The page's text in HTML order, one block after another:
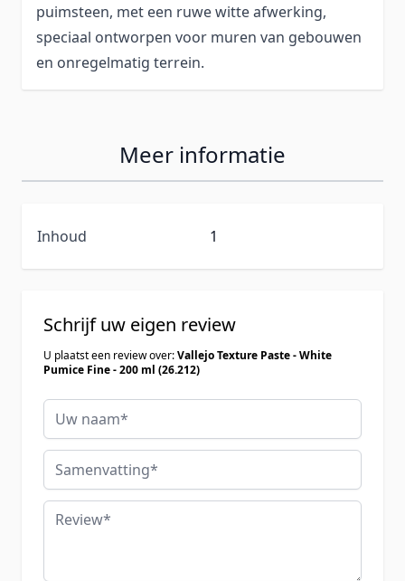
puimsteen, met een ruwe witte afwerking,
speciaal ontworpen voor muren van gebouwen
en onregelmatig terrein.
Meer informatie
Inhoud 1
Schrijf uw eigen review
U plaatst een review over:Vallejo Texture Paste - White
Pumice Fine - 200 ml (26.212)
Uw naam
Samenvatting
Review